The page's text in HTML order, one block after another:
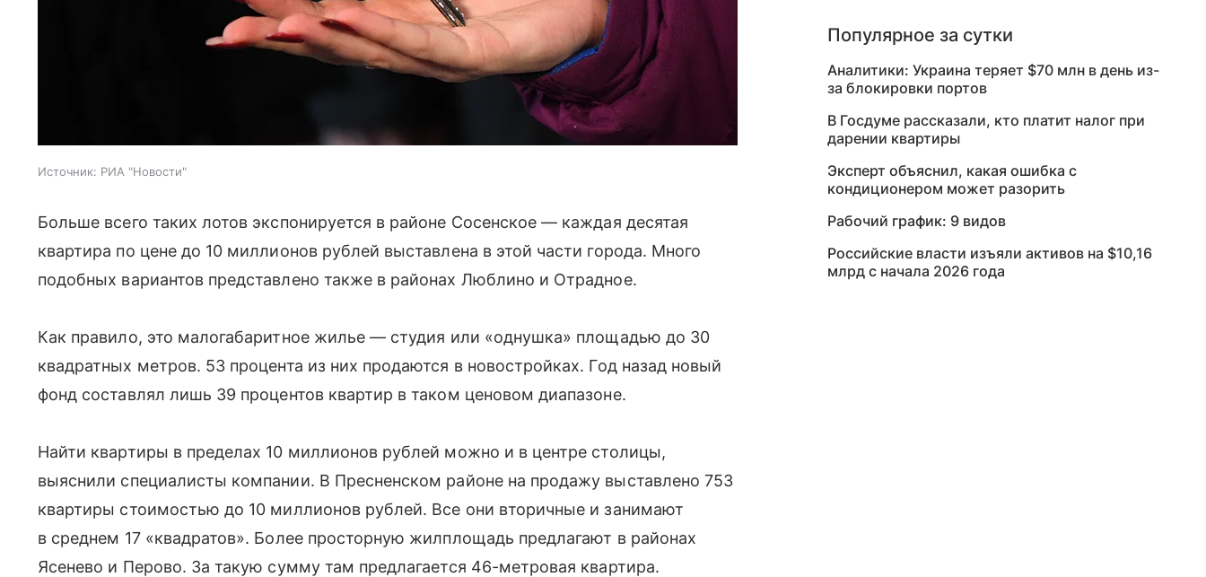
Источник: РИА "Новости"
Больше всего таких лотов экспонируется в районе Сосенское — каждая десятая
квартира по цене до 10 миллионов рублей выставлена в этой части города. Много
подобных вариантов представлено также в районах Люблино и Отрадное.
Как правило, это малогабаритное жилье — студия или «однушка» площадью до 30
квадратных метров. 53 процента из них продаются в новостройках. Год назад новый
фонд составлял лишь 39 процентов квартир в таком ценовом диапазоне.
Найти квартиры в пределах 10 миллионов рублей можно и в центре столицы,
выяснили специалисты компании. В Пресненском районе на продажу выставлено 753
квартиры стоимостью до 10 миллионов рублей. Все они вторичные и занимают
в среднем 17 «квадратов». Более просторную жилплощадь предлагают в районах
Ясенево и Перово. За такую сумму там предлагается 46-метровая квартира.
Популярное за сутки
Аналитики: Украина теряет $70 млн в день из-
за блокировки портов
В Госдуме рассказали, кто платит налог при
дарении квартиры
Эксперт объяснил, какая ошибка с
кондиционером может разорить
Рабочий график: 9 видов
Российские власти изъяли активов на $10,16
млрд с начала 2026 года